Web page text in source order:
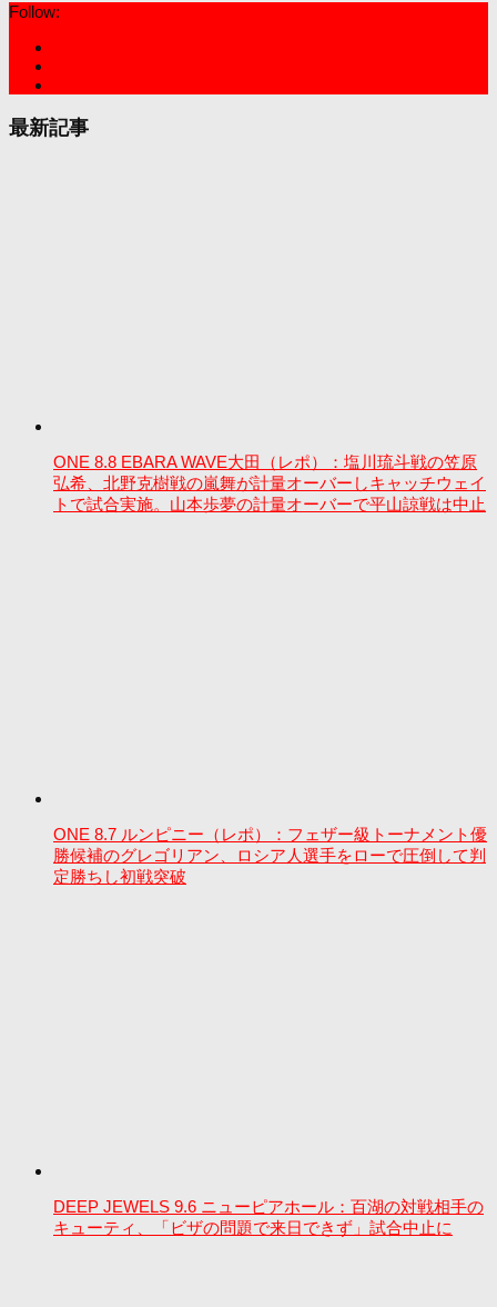
Follow:
最新記事
ONE 8.8 EBARA WAVE大田（レポ）：塩川琉斗戦の笠原
弘希、北野克樹戦の嵐舞が計量オーバーしキャッチウェイ
トで試合実施。山本歩夢の計量オーバーで平山諒戦は中止
ONE 8.7 ルンピニー（レポ）：フェザー級トーナメント優
勝候補のグレゴリアン、ロシア人選手をローで圧倒して判
定勝ちし初戦突破
DEEP JEWELS 9.6 ニューピアホール：百湖の対戦相手の
キューティ、「ビザの問題で来日できず」試合中止に